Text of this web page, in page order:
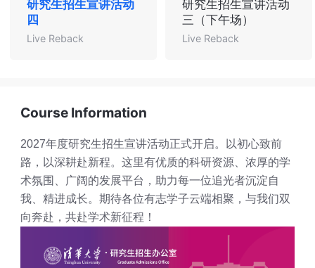
研究生招生宣讲活动
四
Live Reback
研究生招生宣讲活动
三（下午场）
Live Reback
Course Information
2027年度研究生招生宣讲活动正式开启。以初心致前
路，以深耕赴新程。这里有优质的科研资源、浓厚的学
术氛围、广阔的发展平台，助力每一位追光者沉淀自
我、精进成长。期待各位有志学子云端相聚，与我们双
向奔赴，共赴学术新征程！